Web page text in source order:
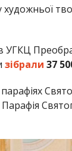
в УГКЦ
зібрали 37
парафіях